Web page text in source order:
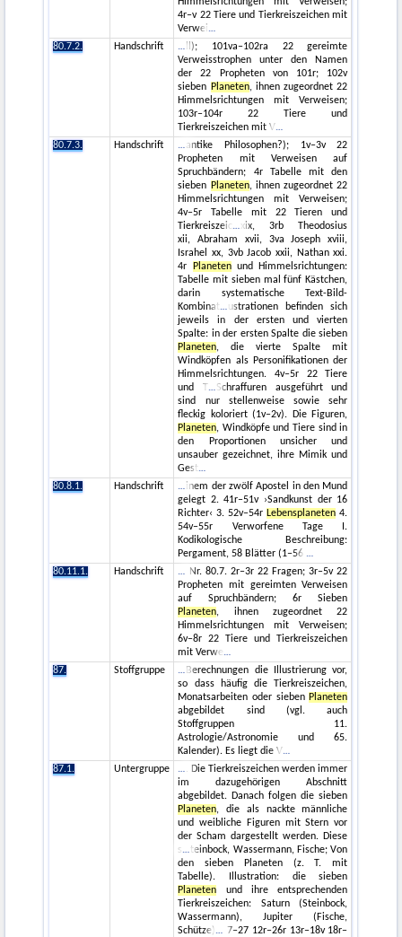
4r–v 22 Tiere und Tierkreiszeichen mit
Verwei
80.7.2.
Handschrift
ll); 101va–102ra 22 gereimte
Verweisstrophen unter den Namen
der 22 Propheten von 101r; 102v
sieben Planeten, ihnen zugeordnet 22
Himmelsrichtungen mit Verweisen;
103r–104r 22 Tiere und
Tierkreiszeichen mit V
80.7.3.
Handschrift
antike Philosophen?); 1v–3v 22
Propheten mit Verweisen auf
Spruchbändern; 4r Tabelle mit den
sieben Planeten, ihnen zugeordnet 22
Himmelsrichtungen mit Verweisen;
4v–5r Tabelle mit 22 Tieren und
Tierkreiszeic
xix, 3rb Theodosius
xii, Abraham xvii, 3va Joseph xviii,
Israhel xx, 3vb Jacob xxii, Nathan xxi.
4r
Planetenund Himmelsrichtungen:
Tabelle mit sieben mal fünf Kästchen,
darin systematische Text-Bild-
Kombinat
ustrationen befinden sich
jeweils in der ersten und vierten
Spalte: in der ersten Spalte die sieben
Planeten, die vierte Spalte mit
Windköpfen als Personifikationen der
Himmelsrichtungen. 4v–5r 22 Tiere
und T
Schraffuren ausgeführt und
sind nur stellenweise sowie sehr
fleckig koloriert (1v–2v). Die Figuren,
Planeten, Windköpfe und Tiere sind in
den Proportionen unsicher und
unsauber gezeichnet, ihre Mimik und
Gest
80.8.1.
Handschrift
inem der zwölf Apostel in den Mund
gelegt 2. 41r–51v ›Sandkunst der 16
Richter‹ 3. 52v–54r Lebensplaneten 4.
54v–55r Verworfene Tage I.
Kodikologische Beschreibung:
Pergament, 58 Blätter (1–56
80.11.1.
Handschrift
Nr. 80.7. 2r–3r 22 Fragen; 3r–5v 22
Propheten mit gereimten Verweisen
auf Spruchbändern; 6r Sieben
Planeten, ihnen zugeordnet 22
Himmelsrichtungen mit Verweisen;
6v–8r 22 Tiere und Tierkreiszeichen
mit Verwe
87.
Stoffgruppe
Berechnungen die Illustrierung vor,
so dass häufig die Tierkreiszeichen,
Monatsarbeiten oder sieben Planeten
abgebildet sind (vgl. auch
Stoffgruppen 11.
Astrologie/Astronomie und 65.
Kalender). Es liegt die V
87.1.
Untergruppe
. Die Tierkreiszeichen werden immer
im dazugehörigen Abschnitt
abgebildet. Danach folgen die sieben
Planeten, die als nackte männliche
und weibliche Figuren mit Stern vor
der Scham dargestellt werden. Diese
s
teinbock, Wassermann, Fische; Von
den sieben Planeten (z. T. mit
Tabelle). Illustration: die sieben
Planeten und ihre entsprechenden
Tierkreiszeichen: Saturn (Steinbock,
Wassermann), Jupiter (Fische,
Schütze)
7–27 12r–26r 13r–18v 18r–